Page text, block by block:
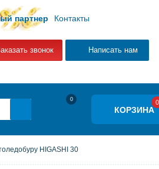
партнер Контакты
звонок Написать нам
0
КОРЗИНА
0
HIGASHI 30